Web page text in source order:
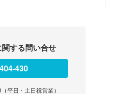
する問い合せ
430
平日・土日祝営業）